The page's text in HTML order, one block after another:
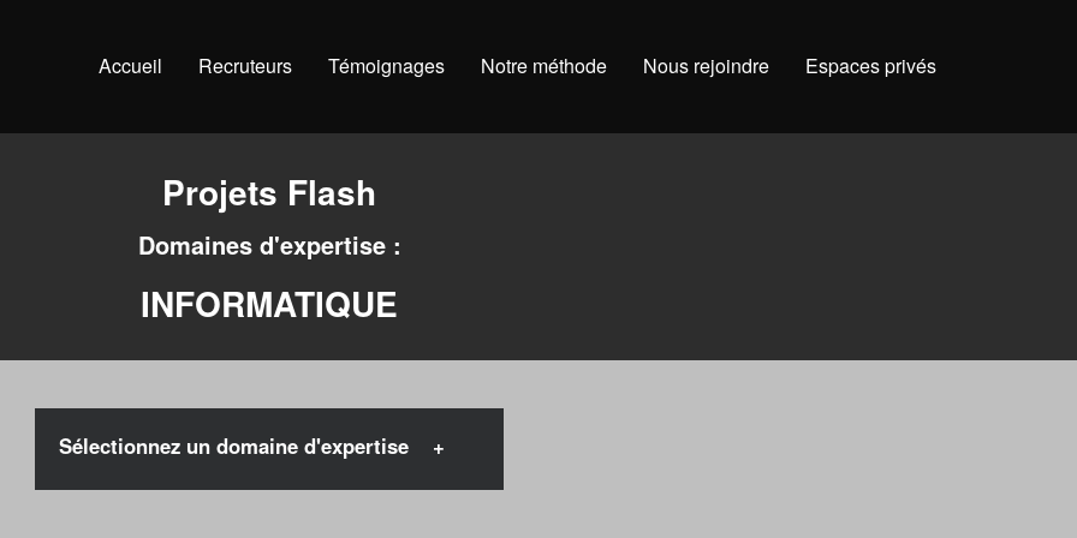
Accueil Recruteurs Témoignages Notre méthode Nous rejoindre Espaces privés
Projets Flash
Domaines d'expertise :
INFORMATIQUE
Sélectionnez un domaine d'expertise